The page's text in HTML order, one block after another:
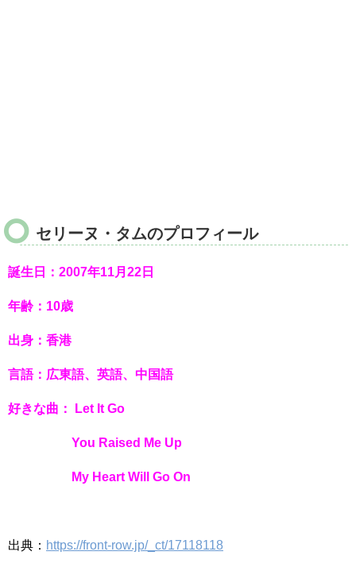
セリーヌ・タムのプロフィール
誕生日：2007年11月22日
年齢：10歳
出身：香港
言語：広東語、英語、中国語
好きな曲： Let It Go
You Raised Me Up
My Heart Will Go On
出典： https://front-row.jp/_ct/17118118